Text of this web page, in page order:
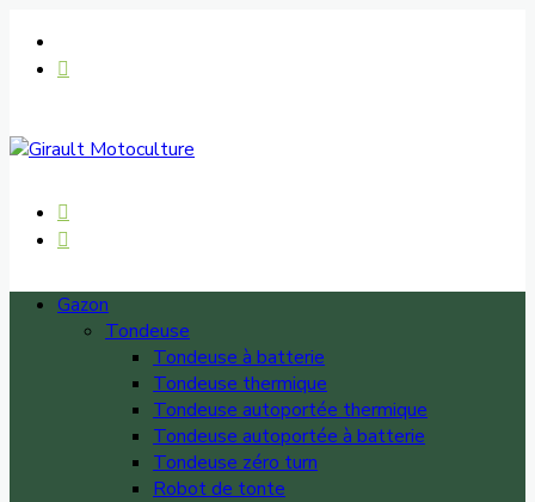
Gazon
Tondeuse
Tondeuse à batterie
Tondeuse thermique
Tondeuse autoportée thermique
Tondeuse autoportée à batterie
Tondeuse zéro turn
Robot de tonte